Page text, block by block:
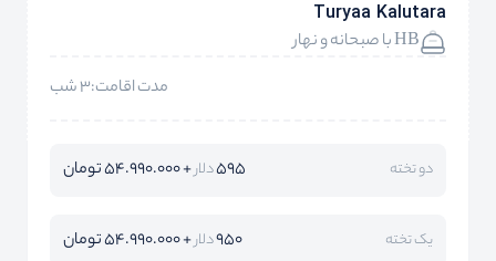
Turyaa Kalutara
HB با صبحانه و نهار
مدت اقامت:3 شب
دو تخته 595دلار+ 54.990.000 تومان
یک تخته 950دلار+ 54.990.000 تومان